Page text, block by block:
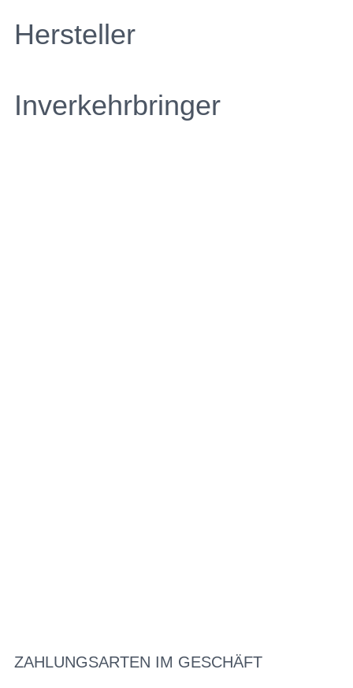
Hersteller
Inverkehrbringer
ZAHLUNGSARTEN IM GESCHÄFT